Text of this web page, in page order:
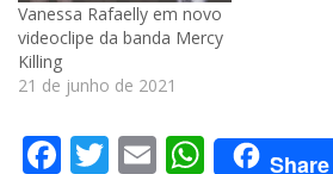
Vanessa Rafaelly em novo
videoclipe da banda Mercy
Killing
21 de junho de 2021
Facebook
Twitter
Email Share